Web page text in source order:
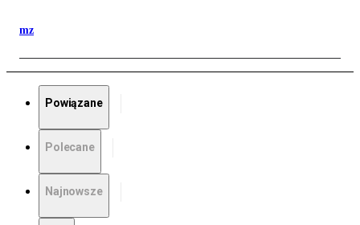
mz
Powiązane
Polecane
Najnowsze